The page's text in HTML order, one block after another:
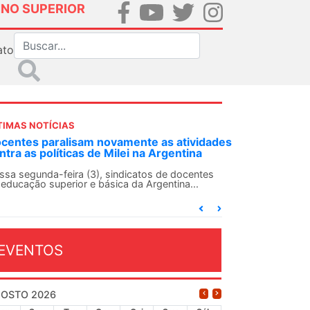
SUPERIOR
NOTÍCIAS
paralisam novamente as atividades
as políticas de Milei na Argentina
segunda-feira (3), sindicatos de docentes
superior e básica da Argentina...
2026